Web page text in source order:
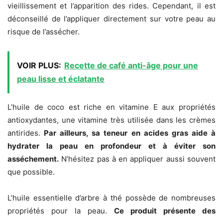
vieillissement et l’apparition des rides. Cependant, il est
déconseillé de l’appliquer directement sur votre peau au
risque de l’assécher.
VOIR PLUS: Recette de café anti-âge pour une
peau lisse et éclatante
L’huile de coco est riche en vitamine E aux propriétés
antioxydantes, une vitamine très utilisée dans les crèmes
antirides. Par ailleurs, sa teneur en acides gras aide à
hydrater la peau en profondeur et à éviter son
asséchement. N’hésitez pas à en appliquer aussi souvent
que possible.
L’huile essentielle d’arbre à thé possède de nombreuses
propriétés pour la peau. Ce produit présente des